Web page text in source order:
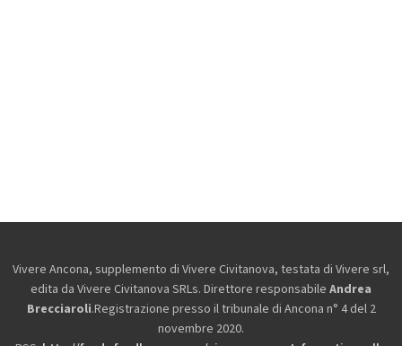
Vivere Ancona, supplemento di Vivere Civitanova, testata di Vivere srl,
edita da Vivere Civitanova SRLs. Direttore responsabile Andrea
Brecciaroli.Registrazione presso il tribunale di Ancona n° 4 del 2
novembre 2020.